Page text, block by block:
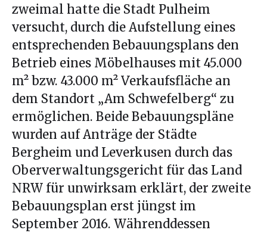
zweimal hatte die Stadt Pulheim
versucht, durch die Aufstellung eines
entsprechenden Bebauungsplans den
Betrieb eines Möbelhauses mit 45.000
m² bzw. 43.000 m² Verkaufsfläche an
dem Standort „Am Schwefelberg“ zu
ermöglichen. Beide Bebauungspläne
wurden auf Anträge der Städte
Bergheim und Leverkusen durch das
Oberverwaltungsgericht für das Land
NRW für unwirksam erklärt, der zweite
Bebauungsplan erst jüngst im
September 2016. Währenddessen